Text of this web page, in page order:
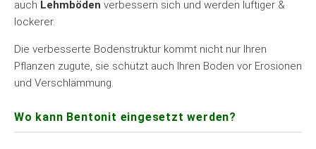
auch Lehmböden verbessern sich und werden luftiger &
lockerer.
Die verbesserte Bodenstruktur kommt nicht nur Ihren
Pflanzen zugute, sie schützt auch Ihren Boden vor Erosionen
und Verschlämmung.
Wo kann Bentonit eingesetzt werden?